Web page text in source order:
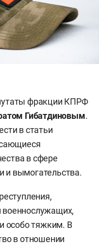
фракции КПРФ
Гибатдиновым.
в статьи
в сфере
и вымогательства.
особо тяжким. В
в отношении